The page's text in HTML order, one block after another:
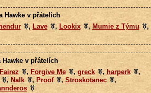
Hawke v přátelích
hendur , Lave , Lookix ,Mumie z Týmu
,
Hawke v přátelích
Fairez ,Forgive Me ,greck ,harperk
,
, Nalk ,Proof , Stroskotanec
,